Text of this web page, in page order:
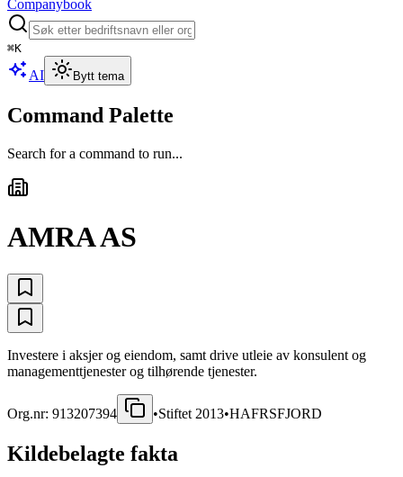
Companybook
⌘K
AI Bytt tema
Command Palette
Search for a command to run...
AMRA AS
Investere i aksjer og eiendom, samt drive utleie av konsulent og
managementtjenester og tilhørende tjenester.
Org.nr: 913207394 •Stiftet 2013•HAFRSFJORD
Kildebelagte fakta